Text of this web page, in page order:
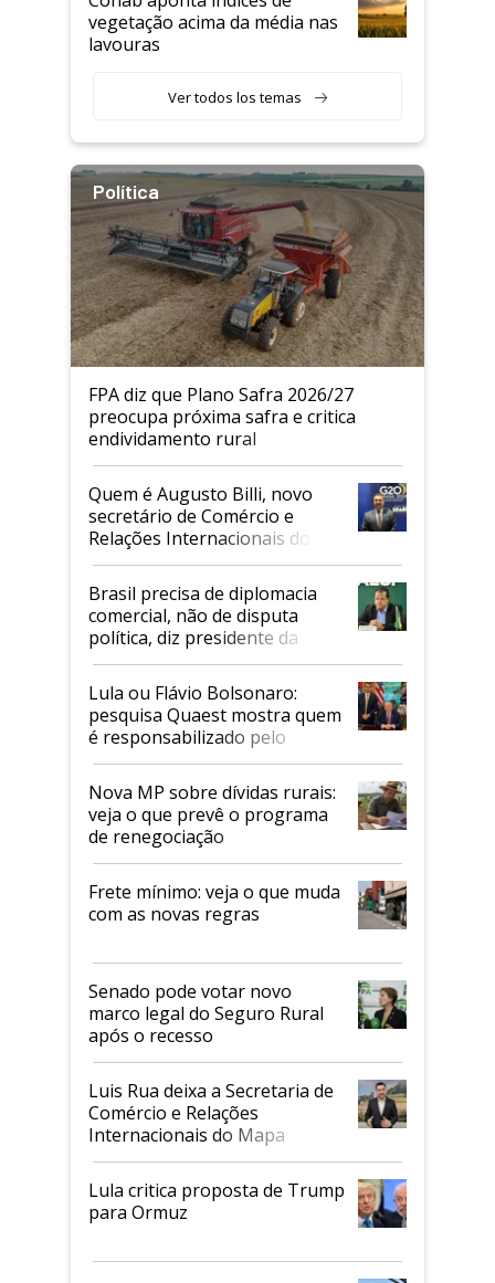
vegetação acima da média nas
lavouras
Ver todos los temas
Política
FPA diz que Plano Safra 2026/27
preocupa próxima safra e critica
endividamento rural
Quem é Augusto Billi, novo
secretário de Comércio e
Relações Internacionais do
Mapa
Brasil precisa de diplomacia
comercial, não de disputa
política, diz presidente da
Faesp
Lula ou Flávio Bolsonaro:
pesquisa Quaest mostra quem
é responsabilizado pelo
tarifaço dos EUA
Nova MP sobre dívidas rurais:
veja o que prevê o programa
de renegociação
Frete mínimo: veja o que muda
com as novas regras
Senado pode votar novo
marco legal do Seguro Rural
após o recesso
Luis Rua deixa a Secretaria de
Comércio e Relações
Internacionais do Mapa
Lula critica proposta de Trump
para Ormuz